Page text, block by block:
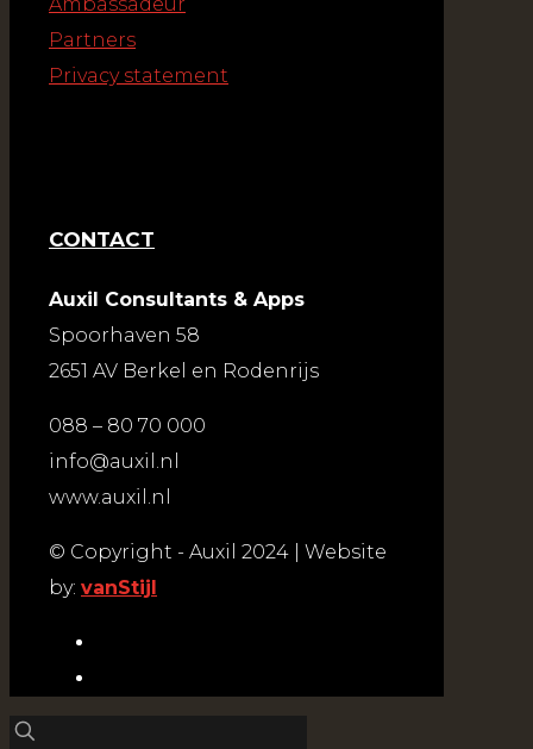
Ambassadeur
Partners
Privacy statement
CONTACT
Auxil Consultants & Apps
Spoorhaven 58
2651 AV Berkel en Rodenrijs
088 – 80 70 000
info@auxil.nl
www.auxil.nl
© Copyright - Auxil 2024 | Website
by: vanStijl